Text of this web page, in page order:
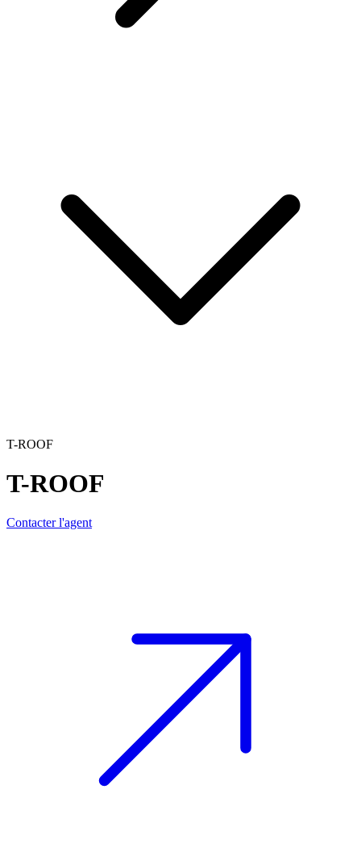
T-ROOF
T-ROOF
Contacter l'agent